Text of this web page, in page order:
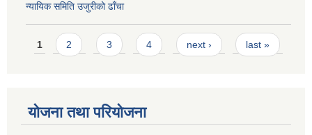
न्यायिक समिति उजुरीको ढाँचा
Pages
1 2 3 4 next › last »
योजना तथा परियोजना